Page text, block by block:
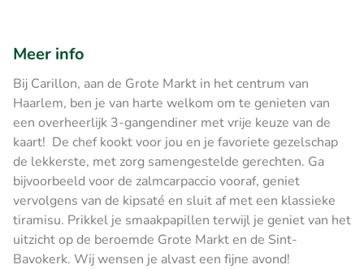
Meer info
Bij Carillon, aan de Grote Markt in het centrum van
Haarlem, ben je van harte welkom om te genieten van
een overheerlijk 3-gangendiner met vrije keuze van de
kaart! De chef kookt voor jou en je favoriete gezelschap
de lekkerste, met zorg samengestelde gerechten. Ga
bijvoorbeeld voor de zalmcarpaccio vooraf, geniet
vervolgens van de kipsaté en sluit af met een klassieke
tiramisu. Prikkel je smaakpapillen terwijl je geniet van het
uitzicht op de beroemde Grote Markt en de Sint-
Bavokerk. Wij wensen je alvast een fijne avond!